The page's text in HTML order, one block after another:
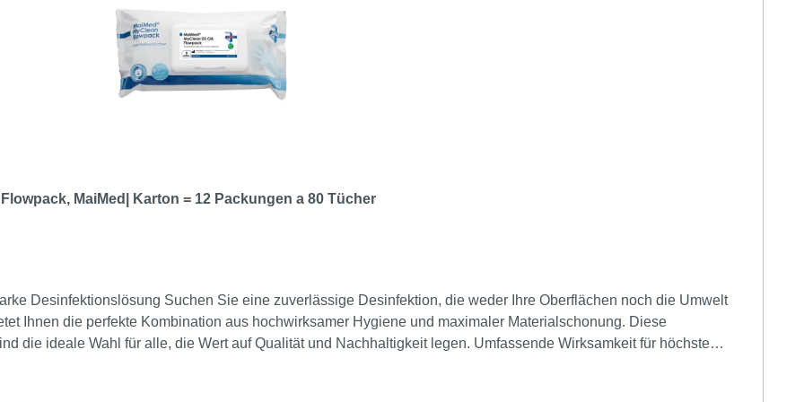
MaiMed| Karton = 12 Packungen a 80 Tücher
die weder Ihre Oberflächen noch die Umwelt